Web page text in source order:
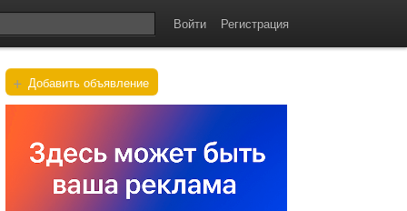
Войти Регистрация
+ Добавить объявление